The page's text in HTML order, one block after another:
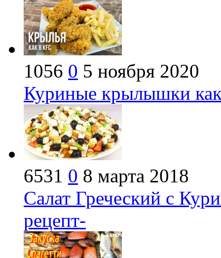
1056 0 5 ноября 2020
Куриные крылышки
6531 0 8 марта 2018
Салат Греческий с
рецепт-